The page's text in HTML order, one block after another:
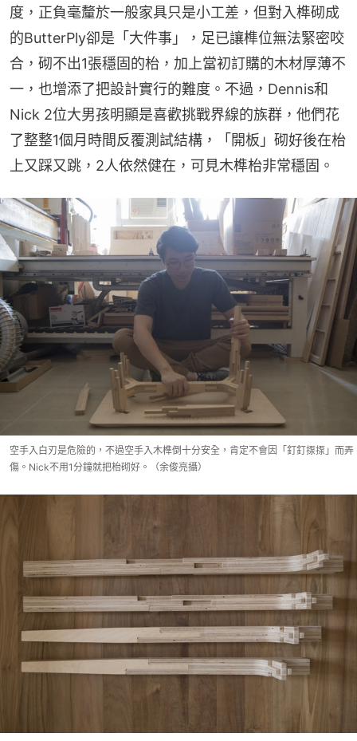
度，正負毫釐於一般家具只是小工差，但對入榫砌成
的ButterPly卻是「大件事」，足已讓榫位無法緊密咬
合，砌不出1張穩固的枱，加上當初訂購的木材厚薄不
一，也增添了把設計實行的難度。不過，Dennis和
Nick 2位大男孩明顯是喜歡挑戰界線的族群，他們花
了整整1個月時間反覆測試結構，「開板」砌好後在枱
上又踩又跳，2人依然健在，可見木榫枱非常穩固。
空手入白刃是危險的，不過空手入木榫倒十分安全，肯定不會因「釘釘揼揼」而弄
傷。Nick不用1分鐘就把枱砌好。（余俊亮攝）